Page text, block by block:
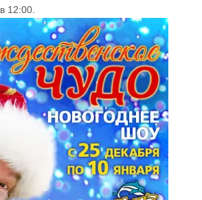
12:00.